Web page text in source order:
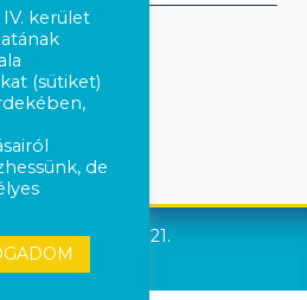
Facebook-on
on
© 2021.
kerület
(sütiket)
de